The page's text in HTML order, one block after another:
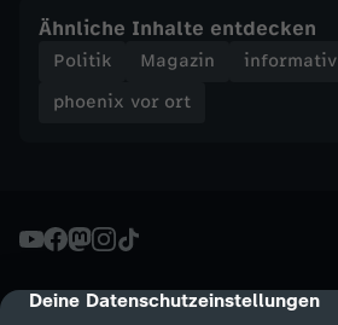
cmp-dialog-description
Deine Datenschutzeinstellungen
D
a
t
Ähnliche Inhalte entdecken
Politik Magazin
informativ
phoenix vor ort